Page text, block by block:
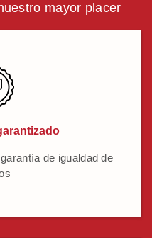
mayor placer
de igualdad de